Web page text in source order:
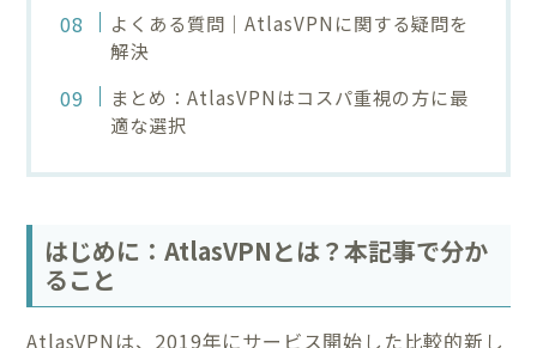
よくある質問｜AtlasVPNに関する疑問を
解決
まとめ：AtlasVPNはコスパ重視の方に最
適な選択
はじめに：AtlasVPNとは？本記事で分か
ること
AtlasVPNは、2019年にサービス開始した比較的新し